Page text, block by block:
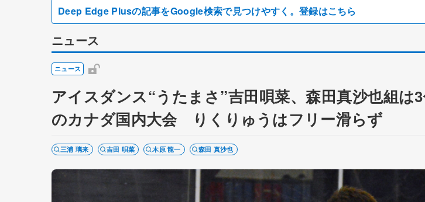
Deep Edge Plusの記事をGoogle検索で見つけやすく。登録はこちら
ニュース
ニュース
アイスダンス“うたまさ”吉田唄菜、森田真沙也組
のカナダ国内大会 りくりゅうはフリー滑らず
三浦 璃来 吉田 唄菜 木原 龍一 森田 真沙也